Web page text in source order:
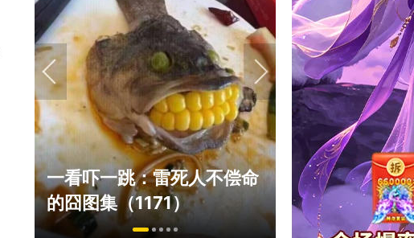
一看吓一跳：雷死人不偿命
的囧图集（1171）
绅士日报：国
拉爆了！大雷
play